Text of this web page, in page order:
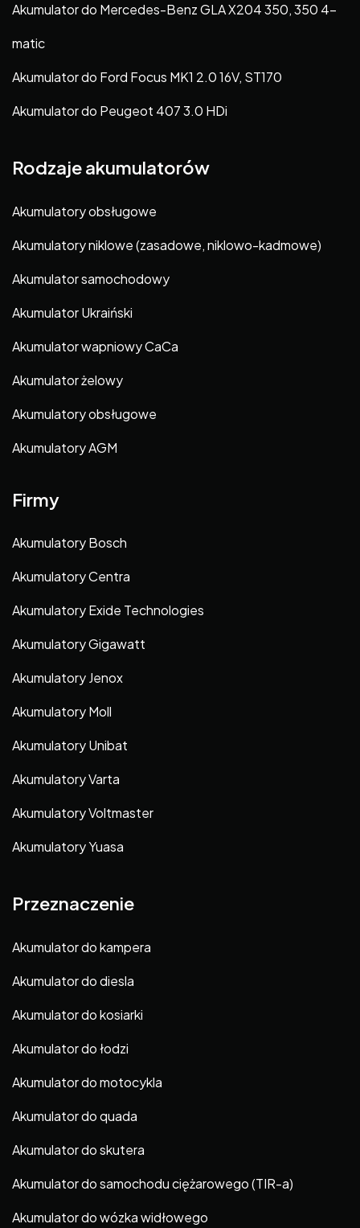
Akumulator do Mercedes-Benz GLA X204 350, 350 4-
matic
Akumulator do Ford Focus MK1 2.0 16V, ST170
Akumulator do Peugeot 407 3.0 HDi
Rodzaje akumulatorów
Akumulatory obsługowe
Akumulatory niklowe (zasadowe, niklowo-kadmowe)
Akumulator samochodowy
Akumulator Ukraiński
Akumulator wapniowy CaCa
Akumulator żelowy
Akumulatory obsługowe
Akumulatory AGM
Firmy
Akumulatory Bosch
Akumulatory Centra
Akumulatory Exide Technologies
Akumulatory Gigawatt
Akumulatory Jenox
Akumulatory Moll
Akumulatory Unibat
Akumulatory Varta
Akumulatory Voltmaster
Akumulatory Yuasa
Przeznaczenie
Akumulator do kampera
Akumulator do diesla
Akumulator do kosiarki
Akumulator do łodzi
Akumulator do motocykla
Akumulator do quada
Akumulator do skutera
Akumulator do samochodu ciężarowego (TIR-a)
Akumulator do wózka widłowego